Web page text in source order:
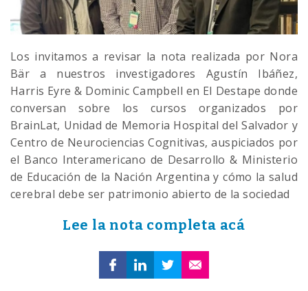
Los invitamos a revisar la nota realizada por Nora
Bär a nuestros investigadores Agustín Ibáñez,
Harris Eyre & Dominic Campbell en El Destape donde
conversan sobre los cursos organizados por
BrainLat, Unidad de Memoria Hospital del Salvador y
Centro de Neurociencias Cognitivas, auspiciados por
el Banco Interamericano de Desarrollo & Ministerio
de Educación de la Nación Argentina y cómo la salud
cerebral debe ser patrimonio abierto de la sociedad
Lee la nota completa acá